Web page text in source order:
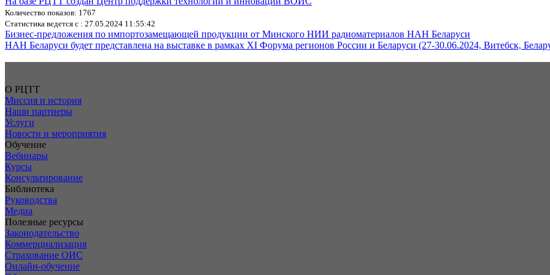
Количество показов: 1767
Статистика ведется с : 27.05.2024 11:55:42
Бизнес-предложения по импортозамещающей продукции от Минского НИИ радиоматериалов НАН Беларуси
НАН Беларуси будет представлена на выставке в рамках XI Форума регионов России и Беларуси (27-30.06.2024, Витебск,
О РЦТТ
Миссия и история
Наши партнеры
Услуги
Новости и мероприятия
Обучение
Вебинары
Курсы
Консультирование
Библиотека
Руководства
Медиа
Полезные ресурсы
Законодательство
Коммерциализация
Страхование ОИС
Онлайн-обучение